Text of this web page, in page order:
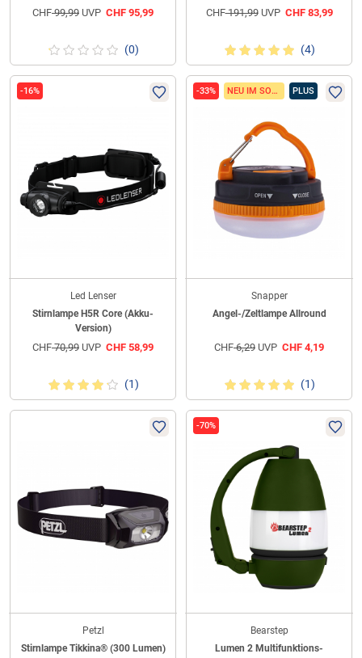
CHF99,99 UVP CHF 95,99
(0)
CHF191,99UVP CHF83,99
(4)
-16%
Led Lenser
Stirnlampe H5R Core (Akku-
Version)
CHF70,99 UVP CHF 58,99
(1)
-33% NEU IM SORTIMENT PLUS
Snapper
Angel-/Zeltlampe Allround
CHF6,29 UVP CHF 4,19
(1)
Petzl
Stirnlampe Tikkina® (300 Lumen)
-70%
Bearstep
Lumen 2 Multifunktions-